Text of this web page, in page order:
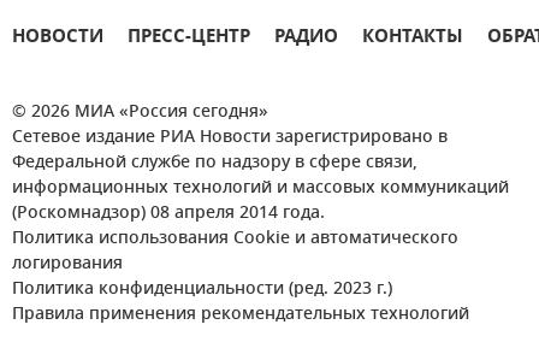
НОВОСТИ ПРЕСС-ЦЕНТР РАДИО КОНТАКТЫ
© 2026 МИА «Россия сегодня»
Сетевое издание РИА Новости зарегистрировано в
Федеральной службе по надзору в сфере связи,
информационных технологий и массовых коммуникаций
(Роскомнадзор) 08 апреля 2014 года.
Политика использования Cookie и автоматического
логирования
Политика конфиденциальности (ред. 2023 г.)
Правила применения рекомендательных технологий